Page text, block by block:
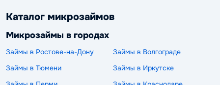
Каталог микрозаймов
Микрозаймы в городах
Займы в Ростове-на-Дону
Займы в Волгограде
Займы в Тюмени
Займы в Иркутске